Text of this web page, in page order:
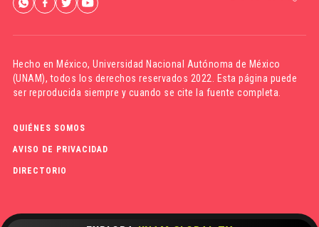
Hecho en México,Universidad Nacional Autónoma de México
(UNAM), todos los derechos reservados 2022. Esta página puede
ser reproducida siempre y cuando se cite la fuente completa.
QUIÉNES SOMOS
AVISO DE PRIVACIDAD
DIRECTORIO